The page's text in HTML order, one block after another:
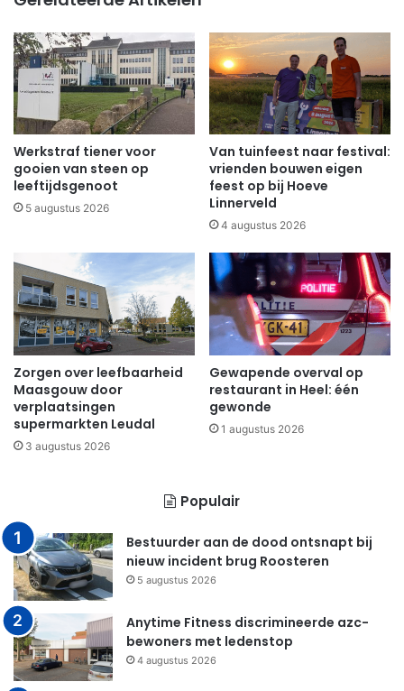
Werkstraf tiener voor
gooien van steen op
leeftijdsgenoot
5 augustus 2026
Van tuinfeest naar festival:
vrienden bouwen eigen
feest op bij Hoeve
Linnerveld
4 augustus 2026
Zorgen over leefbaarheid
Maasgouw door
verplaatsingen
supermarkten Leudal
3 augustus 2026
Gewapende overval op
restaurant in Heel: één
gewonde
1 augustus 2026
Populair
Bestuurder aan de dood ontsnapt bij
nieuw incident brug Roosteren
5 augustus 2026
Anytime Fitness discrimineerde azc-
bewoners met ledenstop
4 augustus 2026